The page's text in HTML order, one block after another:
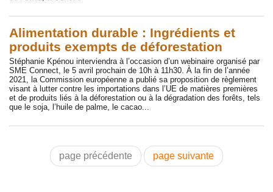
Alimentation durable : Ingrédients et
produits exempts de déforestation
Stéphanie Kpénou interviendra à l’occasion d’un webinaire organisé par
SME Connect, le 5 avril prochain de 10h à 11h30. À la fin de l’année
2021, la Commission européenne a publié sa proposition de règlement
visant à lutter contre les importations dans l’UE de matières premières
et de produits liés à la déforestation ou à la dégradation des forêts, tels
que le soja, l’huile de palme, le cacao...
page précédente page suivante